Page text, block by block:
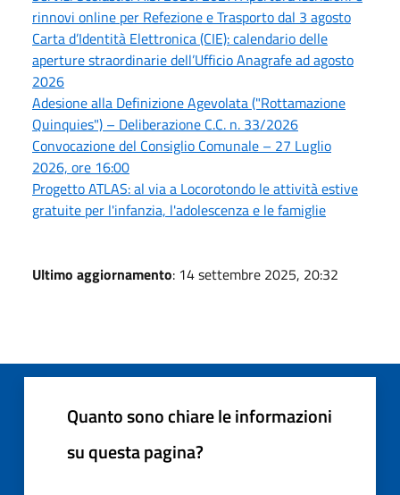
rinnovi online per Refezione e Trasporto dal 3 agosto
Carta d’Identità Elettronica (CIE): calendario delle
aperture straordinarie dell’Ufficio Anagrafe ad agosto
2026
Adesione alla Definizione Agevolata ("Rottamazione
Quinquies") – Deliberazione C.C. n. 33/2026
Convocazione del Consiglio Comunale – 27 Luglio
2026, ore 16:00
Progetto ATLAS: al via a Locorotondo le attività estive
gratuite per l'infanzia, l'adolescenza e le famiglie
Ultimo aggiornamento: 14 settembre 2025, 20:32
Quanto sono chiare le informazioni
su questa pagina?